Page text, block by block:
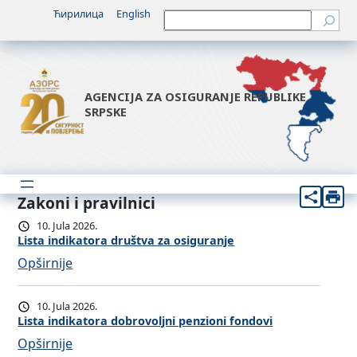
Ћирилица English Претрага
AGENCIJA ZA OSIGURANJE REPUBLIKE
SRPSKE
Zakoni i pravilnici
10. Jula 2026.
Lista indikatora društva za osiguranje
Opširnije:
L
i
s
10. Jula 2026.
Lista indikatora dobrovoljni penzioni fondovi
Opširnije: